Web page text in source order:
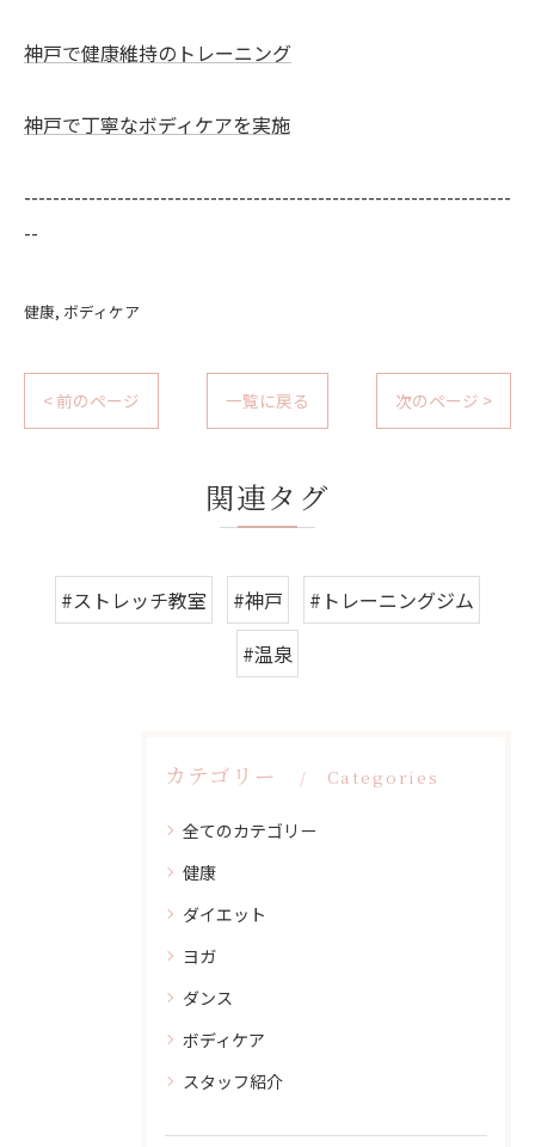
神戸で健康維持のトレーニング
神戸で丁寧なボディケアを実施
--------------------------------------------------------------------
--
健康 ボディケア
< 前のページ 一覧に戻る 次のページ >
関連タグ
#ストレッチ教室 #神戸
#トレーニングジム
#温泉
カテゴリー Categories
全てのカテゴリー
健康
ダイエット
ヨガ
ダンス
ボディケア
スタッフ紹介